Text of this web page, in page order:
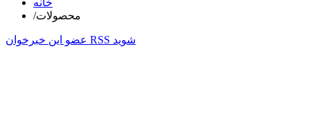
خانه
/محصولات
عضو این خبرخوان RSS شوید